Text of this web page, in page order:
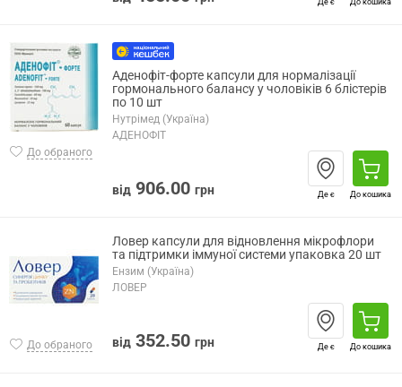
Де є До кошика
До обраного
Аденофіт-форте капсули для нормалізації
гормонального балансу у чоловіків 6 блістерів
по 10 шт
Нутрімед (Україна)
АДЕНОФІТ
від 906.00 грн Де є До кошика
До обраного
Ловер капсули для відновлення мікрофлори
та підтримки іммуної системи упаковка 20 шт
Ензим (Україна)
ЛОВЕР
від 352.50 грн Де є До кошика